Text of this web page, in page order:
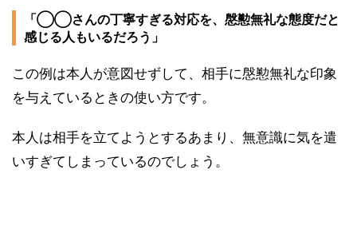
「◯◯さんの丁寧すぎる対応を、慇懃無礼な態度だと
感じる人もいるだろう」
この例は本人が意図せずして、相手に慇懃無礼な印象
を与えているときの使い方です。
本人は相手を立てようとするあまり、無意識に気を遣
いすぎてしまっているのでしょう。